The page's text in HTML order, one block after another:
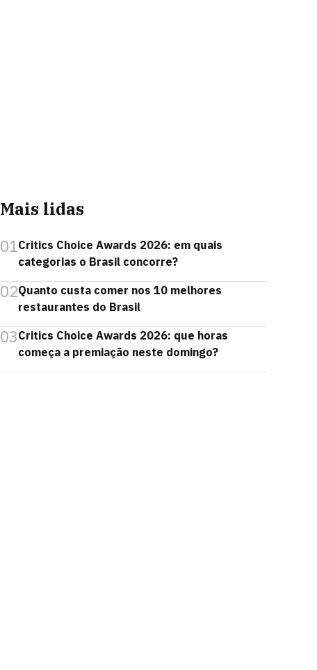
Mais lidas
01Critics Choice Awards 2026: em quais
categorias o Brasil concorre?
02Quanto custa comer nos 10 melhores
restaurantes do Brasil
03Critics Choice Awards 2026: que horas
começa a premiação neste domingo?